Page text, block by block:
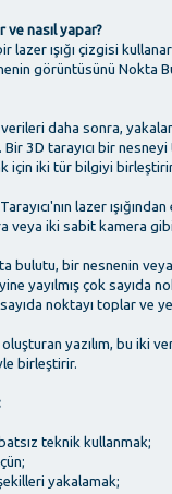
ve nasıl yapar?
lazer ışığı çizgisi
görüntüsünü Nokta
daha sonra,
Bir 3D tarayıcı bir
için iki tür bilgiyi
lazer
veya iki sabit kamera
bulutu, bir nesnenin
yayılmış çok sayıda
noktayı toplar ve
yazılım, bu iki
birleştirir.
teknik kullanmak;
yakalamak;